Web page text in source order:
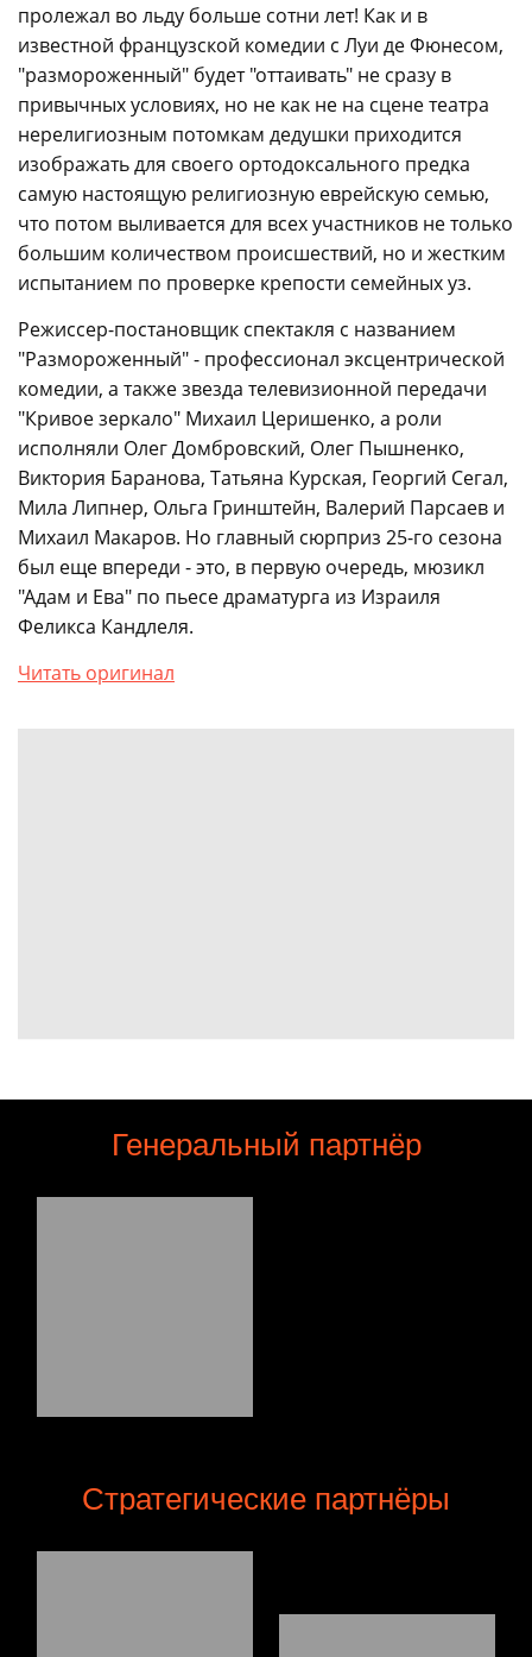
пролежал во льду больше сотни лет! Как и в
известной французской комедии с Луи де Фюнесом,
"размороженный" будет "оттаивать" не сразу в
привычных условиях, но не как не на сцене театра
нерелигиозным потомкам дедушки приходится
изображать для своего ортодоксального предка
самую настоящую религиозную еврейскую семью,
что потом выливается для всех участников не только
большим количеством происшествий, но и жестким
испытанием по проверке крепости семейных уз.
Режиссер-постановщик спектакля с названием
"Размороженный" - профессионал эксцентрической
комедии, а также звезда телевизионной передачи
"Кривое зеркало" Михаил Церишенко, а роли
исполняли Олег Домбровский, Олег Пышненко,
Виктория Баранова, Татьяна Курская, Георгий Сегал,
Мила Липнер, Ольга Гринштейн, Валерий Парсаев и
Михаил Макаров. Но главный сюрприз 25-го сезона
был еще впереди - это, в первую очередь, мюзикл
"Адам и Ева" по пьесе драматурга из Израиля
Феликса Кандлеля.
Читать оригинал
Генеральный партнёр
Стратегические партнёры